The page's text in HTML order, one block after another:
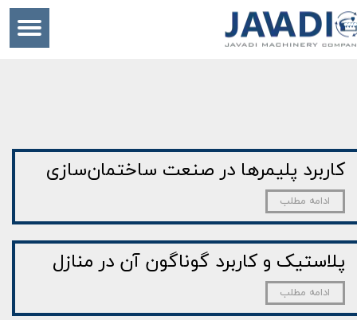
کاربرد پلیمرها در صنعت ساختمان‌سازی
ادامه مطلب
پلاستیک‌ و کاربرد گوناگون آن‌ در منازل
ادامه مطلب